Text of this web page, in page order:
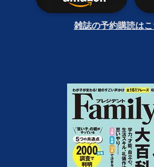
雑誌の予約購読は